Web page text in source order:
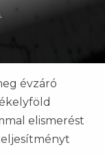
évzáró
elismerést